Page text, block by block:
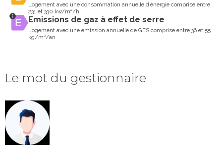
Logement avec une consommation annuelle d’énergie comprise entre
231 et 330 kw/m²/h
Emissions de gaz à effet de serre
Logement avec une emission annuelle de GES comprise entre 36 et 55
kg/m²/an
Le mot du gestionnaire